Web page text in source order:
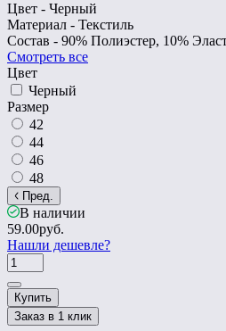
Цвет - Черный
Материал - Текстиль
Состав - 90% Полиэстер, 10%
Смотреть все
Цвет
Черный
Размер
42
44
46
48
Пред.
В наличии
59.00руб.
Нашли дешевле?
Купить
Заказ в 1 клик